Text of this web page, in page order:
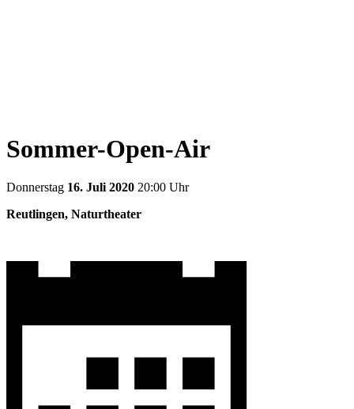
Sommer-Open-Air
Donnerstag 16. Juli 2020 20:00 Uhr
Reutlingen, Naturtheater